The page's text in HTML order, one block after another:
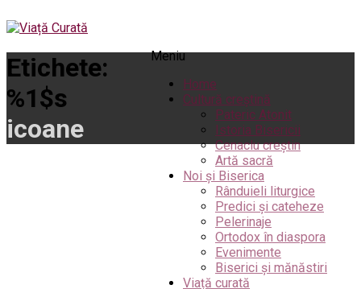
Meniu
Home
Cultură creștină
Pateric Atonit
Istoria Bisericii
Cenaclu creștin
Artă sacră
Noi și Biserica
Rânduieli liturgice
Predici și cateheze
Pelerinaje
Ortodox în diaspora
Evenimente
Biserici și mănăstiri
Viață curată
Etichete:
%1$s
icoane